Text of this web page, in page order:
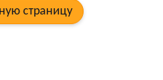
страницу